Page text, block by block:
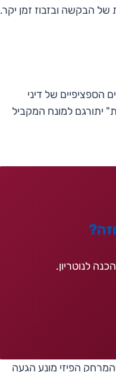
של הבקשה ובזבוז זמן יקר.
הספציפיים של דיני
יתורגם למונח המקביל
לנוטריון.
הפיזי מונע הגעה